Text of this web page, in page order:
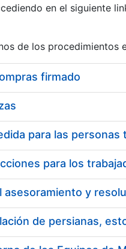
en el siguiente
de los procedimientos
firmado
de persianas,